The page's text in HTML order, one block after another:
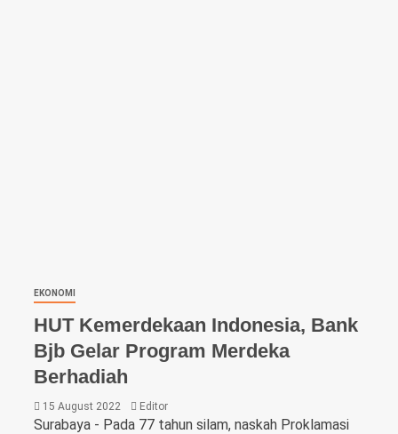
EKONOMI
HUT Kemerdekaan Indonesia, Bank
Bjb Gelar Program Merdeka
Berhadiah
15 August 2022 Editor
Surabaya - Pada 77 tahun silam, naskah Proklamasi